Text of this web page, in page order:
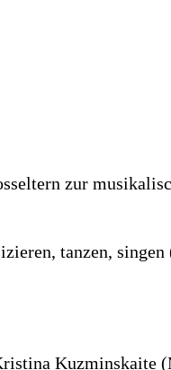
zur
tanzen, singen
Kuzminskaite